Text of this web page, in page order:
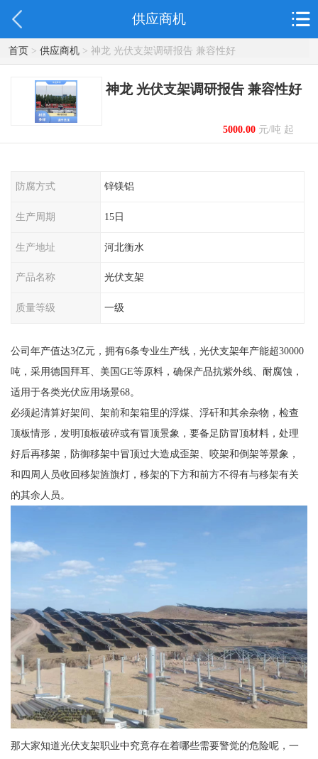
供应商机
首页> 供应商机> 神龙 光伏支架调研报告 兼容性好
神龙 光伏支架调研报告 兼容性好
5000.00元/吨 起
防腐方式 锌镁铝
生产周期 15日
生产地址 河北衡水
产品名称 光伏支架
质量等级 一级
公司年产值达3亿元，拥有6条专业生产线，光伏支架年产能超30000
吨，采用德国拜耳、美国GE等原料，确保产品抗紫外线、耐腐蚀，
适用于各类光伏应用场景68。
必须起清算好架间、架前和架箱里的浮煤、浮矸和其余杂物，检查
顶板情形，发明顶板破碎或有冒顶景象，要备足防冒顶材料，处理
好后再移架，防御移架中冒顶过大造成歪架、咬架和倒架等景象，
和四周人员收回移架旌旗灯，移架的下方和前方不得有与移架有关
的其余人员。
那大家知道光伏支架职业中究竟存在着哪些需要警觉的危险呢，一